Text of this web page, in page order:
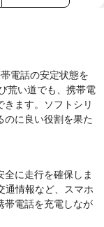
電話の安定状態を
荒い道でも、携帯電
ます。ソフトシリ
のに良い役割を果た
全に走行を確保しま
通情報など、スマホ
帯電話を充電しなが